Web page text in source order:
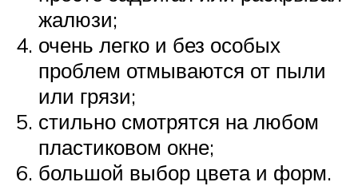
жалюзи;
очень легко и без особых
проблем отмываются от пыли
или грязи;
стильно смотрятся на любом
пластиковом окне;
большой выбор цвета и форм.